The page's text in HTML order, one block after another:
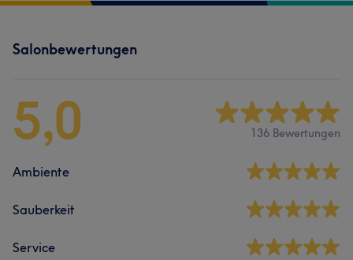
Salonbewertungen
5,0 136 Bewertungen
Ambiente
Sauberkeit
Service